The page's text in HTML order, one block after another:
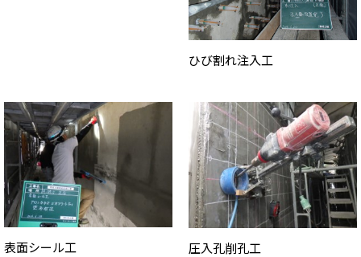
ひび割れ注入工
表面シール工 圧入孔削孔工